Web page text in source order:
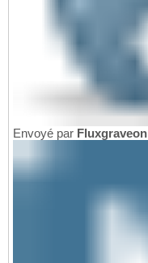
Envoyé par Fluxgraveon